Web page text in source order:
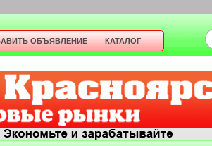
ОБЪЯВЛЕНИЕ КАТАЛОГ